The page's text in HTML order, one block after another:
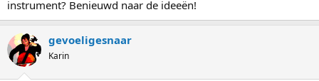
instrument? Benieuwd naar de ideeën!
gevoeligesnaar
Karin